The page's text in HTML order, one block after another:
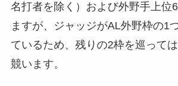
名打者を除く）および外野手上位
ますが、ジャッジがAL外野枠の1
ているため、残りの2枠を巡って
競います。